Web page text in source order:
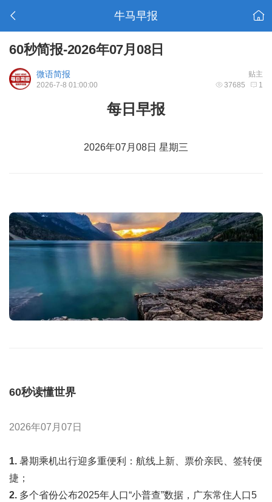
牛马早报
60秒简报-2026年07月08日
贴主
微语简报
37685 1
2026-7-8 01:00:00
每日早报
2026年07月08日 星期三
60秒读懂世界
2026年07月07日
1. 暑期乘机出行迎多重便利：航线上新、票价亲民、签转便
捷；
2. 多个省份公布2025年人口“小普查”数据，广东常住人口5